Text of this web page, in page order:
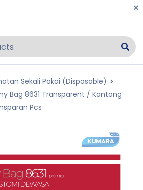
Sekali Pakai (Disposable)
Bag 8631 Transparent / Kantong
Pcs